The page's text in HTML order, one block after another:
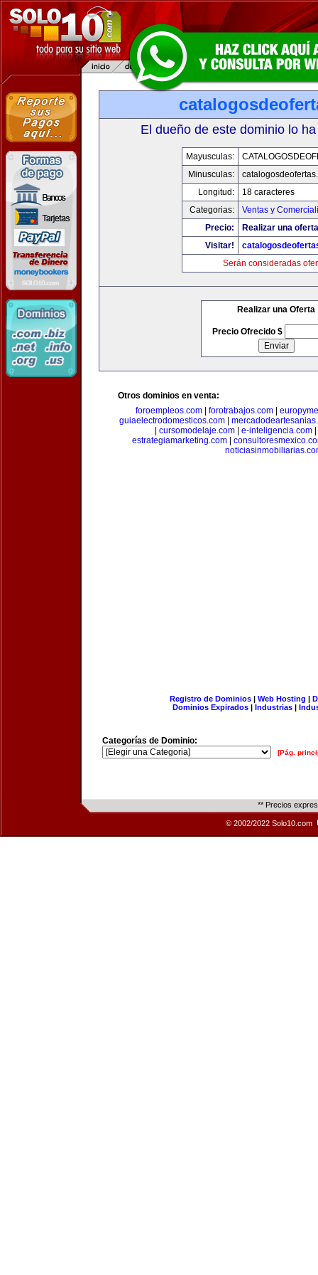
El dueño de este dominio lo
Mayusculas:
Minusculas:
Longitud:
18 caracteres
Categorias:
Ventas y
Precio:
Realizar una
Visitar!
Serán consideradas
Realizar una Oferta
Precio Ofrecido $
Otros dominios en venta:
foroempleos.com
forotrabajos.com
guiaelectrodomesticos.com
cursomodelaje.com| e-inteligencia.com|
estrategiamarketing.com|
Registro de Dominios| Web Hosting |
Dominios Expirados | Industrias |
Categorías de Dominio:
[Pág.
** Precios
© 2002/2022 Solo10.com